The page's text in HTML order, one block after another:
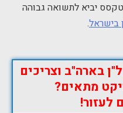
יביא לתשואה גבוהה
בישראל.
בארה"ב וצריכים
מתאים?
לעזור!